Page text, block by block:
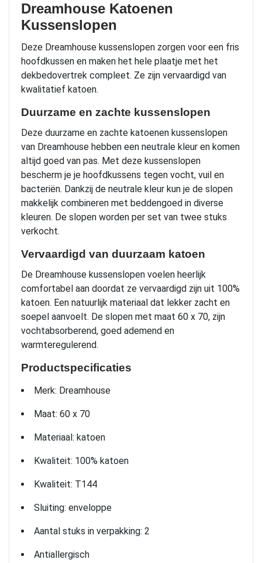
Dreamhouse Katoenen
Kussenslopen
Deze Dreamhouse kussenslopen zorgen voor een fris
hoofdkussen en maken het hele plaatje met het
dekbedovertrek compleet. Ze zijn vervaardigd van
kwalitatief katoen.
Duurzame en zachte kussenslopen
Deze duurzame en zachte katoenen kussenslopen
van Dreamhouse hebben een neutrale kleur en komen
altijd goed van pas. Met deze kussenslopen
bescherm je je hoofdkussens tegen vocht, vuil en
bacteriën. Dankzij de neutrale kleur kun je de slopen
makkelijk combineren met beddengoed in diverse
kleuren. De slopen worden per set van twee stuks
verkocht.
Vervaardigd van duurzaam katoen
De Dreamhouse kussenslopen voelen heerlijk
comfortabel aan doordat ze vervaardigd zijn uit 100%
katoen. Een natuurlijk materiaal dat lekker zacht en
soepel aanvoelt. De slopen met maat 60 x 70, zijn
vochtabsorberend, goed ademend en
warmteregulerend.
Productspecificaties
Merk: Dreamhouse
Maat: 60 x 70
Materiaal: katoen
Kwaliteit: 100% katoen
Kwaliteit: T144
Sluiting: enveloppe
Aantal stuks in verpakking: 2
Antiallergisch